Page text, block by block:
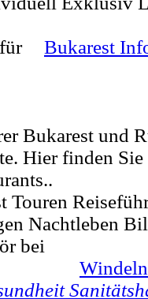
Bukarest
Bukarest und
Hier finden
Touren
Nachtleben